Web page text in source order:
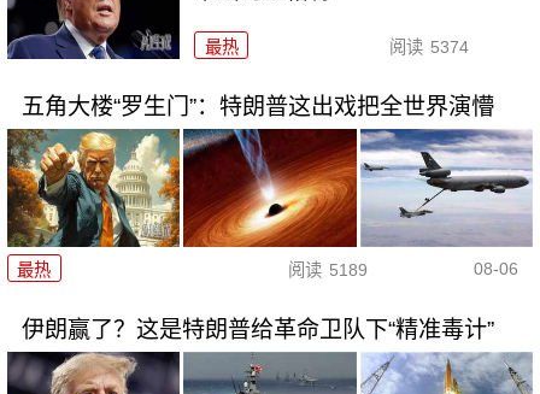
最热 阅读 5374
五角大楼“罗生门”：特朗普这出戏把全世界演懵
最热 阅读 5189 08-06
伊朗赢了？这是特朗普给革命卫队下“精准毒计”